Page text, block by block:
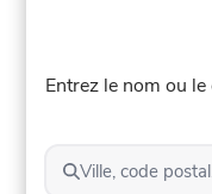
Entrez le nom ou
Ville, code